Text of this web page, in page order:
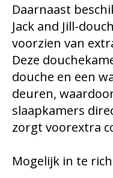
Daarnaast
Jack and Jill-
voorzien van
Deze
douche en een
deuren,
slaapkamers
zorgt voorextra
Mogelijk in te